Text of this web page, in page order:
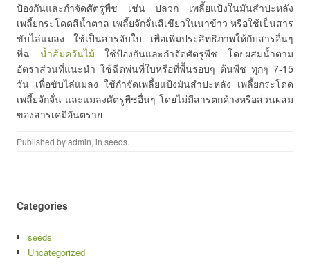
ป้องกันและกำจัดศัตรูพืช เช่น ปลวก เพลี้ยแป้งในมันสำปะหลัง
เพลี้ยกระโดดสีน้ำตาล เพลี้ยจักจั่นสีเขียวในนาข้าว หรือใช้เป็นสาร
ขับไล่แมลง ใช้เป็นสารจับใบ เพื่อเพิ่มประสิทธิภาพให้กับสารอื่นๆ
ที่ฉ น้ำส้มควันไม้ใช้ป้องกันและกำจัดศัตรูพืช โดยผสมน้ำตาม
อัตราส่วนที่แนะนำ ใช้ฉีดพ่นที่ใบหรือที่พื้นรอบๆ ต้นพืช ทุกๆ 7-15
วัน เพื่อขับไล่แมลง ใช้กำจัดเพลี้ยแป้งมันสำปะหลัง เพลี้ยกระโดด
เพลี้ยจักจั่น และแมลงศัตรูพืชอื่นๆ โดยไม่มีสารตกค้างหรือส่วนผสม
ของสารเคมีอันตราย
Published byadmin, in seeds.
Categories
seeds
Uncategorized